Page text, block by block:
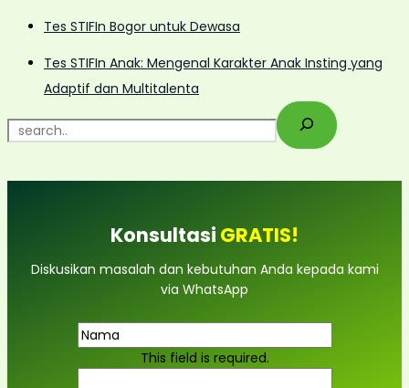
Tes STIFIn Bogor untuk Dewasa
Tes STIFIn Anak: Mengenal Karakter Anak Insting yang
Adaptif dan Multitalenta
e
Konsultasi GRATIS!
Diskusikan masalah dan kebutuhan Anda kepada kami
via WhatsApp
This field is required.